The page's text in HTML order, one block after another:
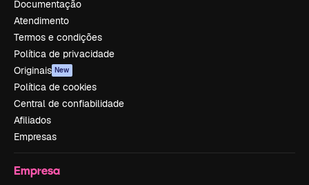
Documentação
Atendimento
Termos e condições
Política de privacidade
Originais New
Política de cookies
Central de confiabilidade
Afiliados
Empresas
Empresa